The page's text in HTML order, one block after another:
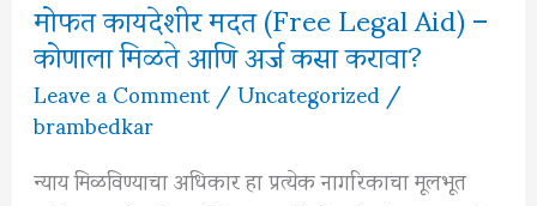
मोफत कायदेशीर मदत (Free Legal Aid) –
कोणाला मिळते आणि अर्ज कसा करावा?
Leave a Comment/Uncategorized/
brambedkar
न्याय मिळविण्याचा अधिकार हा प्रत्येक नागरिकाचा मूलभूत